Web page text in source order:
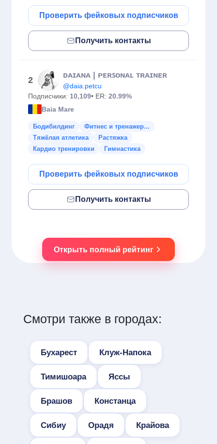
Проверить фейковых подписчиков
Получить контакты
2
ᴅᴀɪᴀɴᴀ | ᴘᴇʀꜱᴏɴᴀʟ ᴛʀᴀɪɴᴇʀ
@daia.petcu
Подписчики: 10,109• ER: 20.99%
Baia Mare
Бодибилдинг
Фитнес и тренажер...
Тяжёлая атлетика
Растяжка
Кардио тренировки
Гимнастика
Проверить фейковых подписчиков
Получить контакты
Открыть полный рейтинг
Смотри также в городах:
Бухарест Клуж-Напока
Тимишоара Яссы
Брашов Констанца
Сибиу Орадя Крайова